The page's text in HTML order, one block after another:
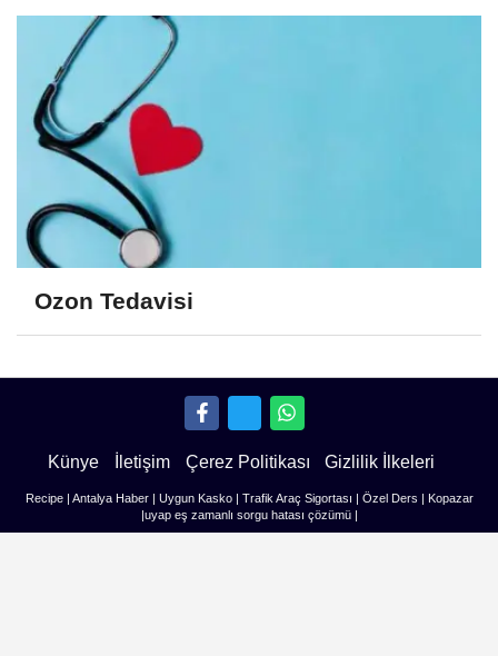
Ozon Tedavisi
Künye İletişim Çerez Politikası Gizlilik İlkeleri
Recipe| Antalya Haber| Uygun Kasko| Trafik Araç Sigortası Özel Ders
Kopazar
uyap eş zamanlı sorgu hatası çözümü|